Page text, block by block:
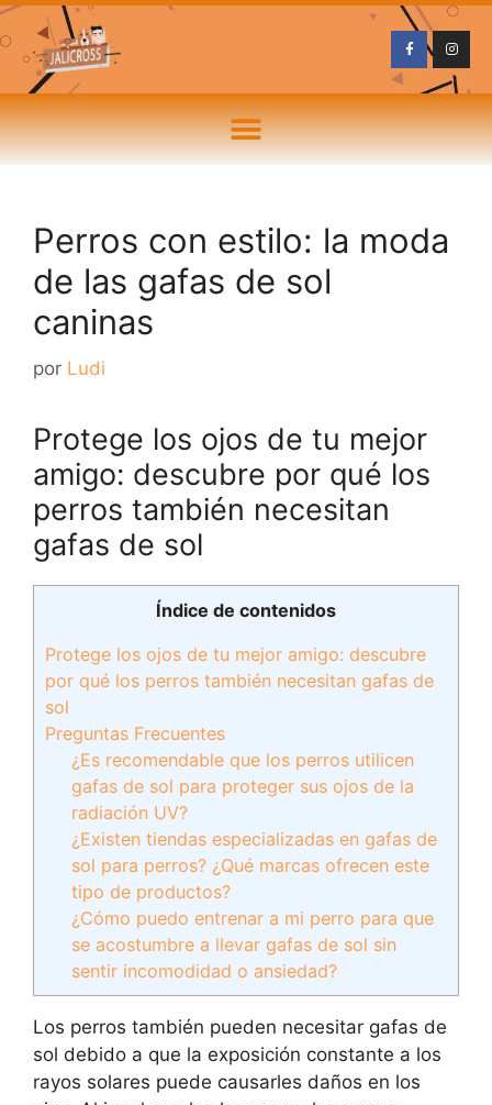
Perros con estilo: la moda
de las gafas de sol
caninas
por Ludi
Protege los ojos de tu mejor
amigo: descubre por qué los
perros también necesitan
gafas de sol
Índice de contenidos
Protege los ojos de tu mejor amigo: descubre
por qué los perros también necesitan gafas de
sol
Preguntas Frecuentes
¿Es recomendable que los perros utilicen
gafas de sol para proteger sus ojos de la
radiación UV?
¿Existen tiendas especializadas en gafas de
sol para perros? ¿Qué marcas ofrecen este
tipo de productos?
¿Cómo puedo entrenar a mi perro para que
se acostumbre a llevar gafas de sol sin
sentir incomodidad o ansiedad?
Los perros también pueden necesitar gafas de
sol debido a que la exposición constante a los
rayos solares puede causarles daños en los